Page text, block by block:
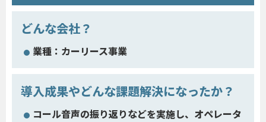
どんな会社？
業種：カーリース事業
導入成果やどんな課題解決になったか？
コール音声の振り返りなどを実施し、オペレータ